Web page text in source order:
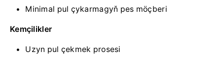
Minimal pul çykarmagyň pes möçberi
Kemçilikler
Uzyn pul çekmek prosesi